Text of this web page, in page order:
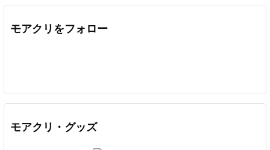
モアクリをフォロー
モアクリ・グッズ